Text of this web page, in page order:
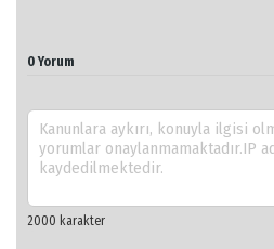
0 Yorum